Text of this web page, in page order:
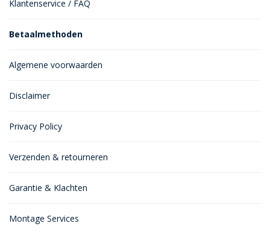
Klantenservice / FAQ
Betaalmethoden
Algemene voorwaarden
Disclaimer
Privacy Policy
Verzenden & retourneren
Garantie & Klachten
Montage Services